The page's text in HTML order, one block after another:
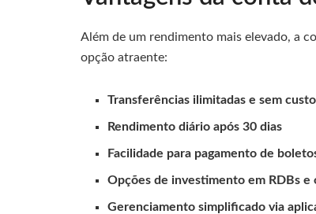
Além de um rendimento mais elevado, a
opção atraente:
Transferências ilimitadas e sem custo
Rendimento diário após 30 dias
Facilidade para pagamento de
Opções de investimento em RDBs
Gerenciamento simplificado via